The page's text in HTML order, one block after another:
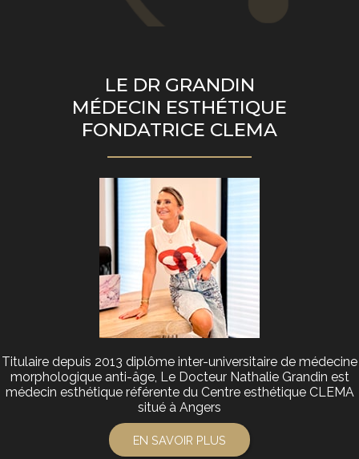
LE DR GRANDIN
MÉDECIN ESTHÉTIQUE
FONDATRICE CLEMA
Titulaire depuis 2013 diplôme inter-universitaire de médecine
morphologique anti-âge, Le Docteur Nathalie Grandin est
médecin esthétique référente du Centre esthétique CLEMA
situé à Angers
EN SAVOIR PLUS